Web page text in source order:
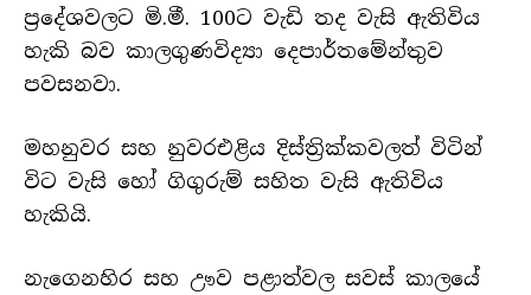
ප්‍රදේශවලට මි.මී. 100ට වැඩි තද වැසි ඇතිවිය
හැකි බව කාලගුණවිද්‍යා දෙපාර්තමේන්තුව
පවසනවා.
මහනුවර සහ නුවරඑළිය දිස්ත්‍රික්කවලත් විටින්
විට වැසි හෝ ගිගුරුම් සහිත වැසි ඇතිවිය
හැකියි.
නැගෙනහිර සහ ඌව පළාත්වල සවස් කාලයේ